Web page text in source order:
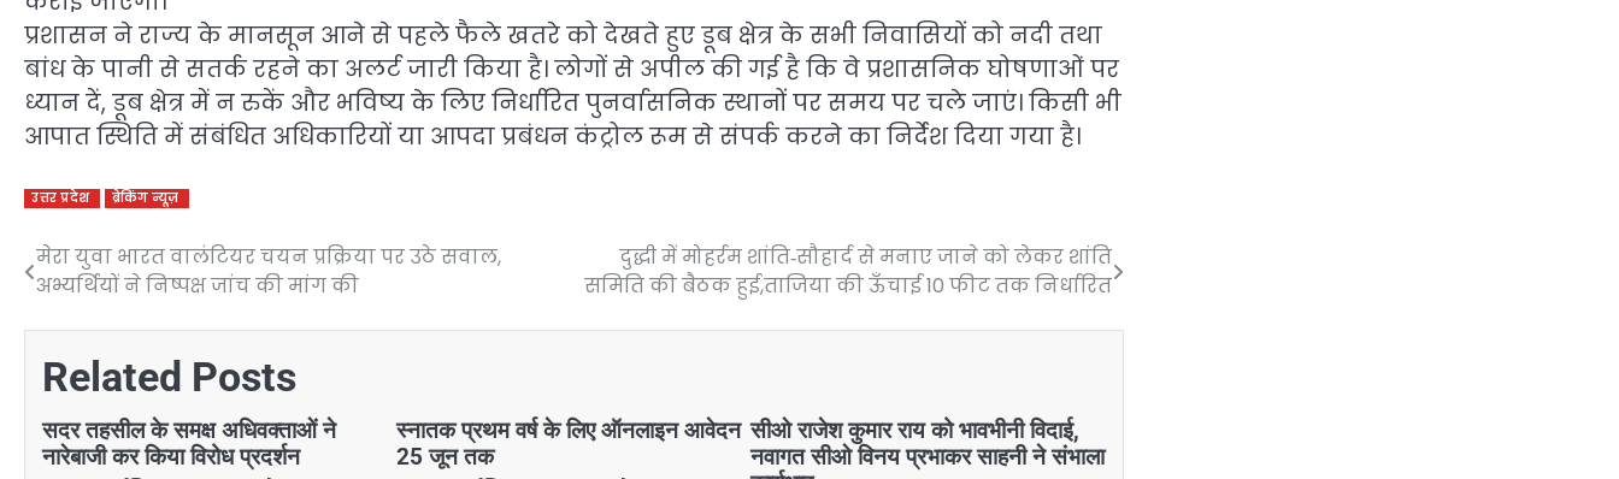
प्रशासन ने राज्य के मानसून आने से पहले फैले खतरे को देखते हुए डूब क्षेत्र के सभी निवासियों को नदी तथा
बांध के पानी से सतर्क रहने का अलर्ट जारी किया है। लोगों से अपील की गई है कि वे प्रशासनिक घोषणाओं पर
ध्यान दें, डूब क्षेत्र में न रुकें और भविष्य के लिए निर्धारित पुनर्वासनिक स्थानों पर समय पर चले जाएं। किसी भी
आपात स्थिति में संबंधित अधिकारियों या आपदा प्रबंधन कंट्रोल रूम से संपर्क करने का निर्देश दिया गया है।
उत्तर प्रदेश ब्रेकिंग न्यूज़
Post
मेरा युवा भारत वालंटियर चयन प्रक्रिया पर उठे सवाल,
अभ्यर्थियों ने निष्पक्ष जांच की मांग की
दुद्धी में मोहर्रम शांति‑सौहार्द से मनाए जाने को लेकर शांति
समिति की बैठक हुई,ताजिया की ऊँचाई 10 फीट तक निर्धारित
Related Posts
सदर तहसील के समक्ष अधिवक्ताओं ने
नारेबाजी कर किया विरोध प्रदर्शन
स्नातक प्रथम वर्ष के लिए ऑनलाइन आवेदन
25 जून तक
सीओ राजेश कुमार राय को भावभीनी विदाई,
नवागत सीओ विनय प्रभाकर साहनी ने संभाला